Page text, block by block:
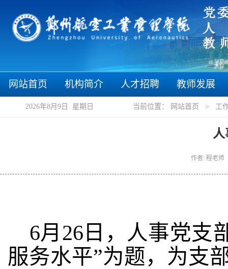
“郑”
网站首页 机构简介 人才招聘 教师发展
2026年8月9日 星期日 当前位置： 网站首页 > 工
作者: 程老
6月 26 日，人事党支
服务水平”为题，为支